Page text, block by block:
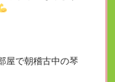
屋で朝稽古中の琴